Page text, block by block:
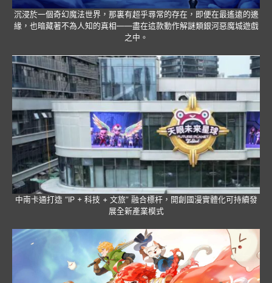
沉浸於一個奇幻魔法世界，那裏有超乎尋常的存在，即便在最遙遠的邊
緣，也暗藏著不為人知的真相——盡在這款動作解謎類銀河惡魔城遊戲
之中。
中南卡通打造 “IP + 科技 + 文旅” 融合標杆，開創國漫實體化可持續發
展全新產業模式